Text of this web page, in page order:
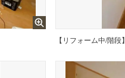
【リフォーム中/階段】